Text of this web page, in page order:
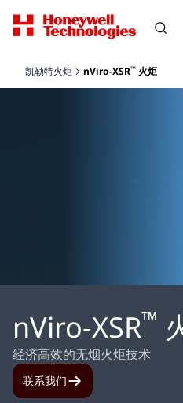
凯勒特火炬 nViro-XSR™ 火炬
nViro-XSR™
经济高效的无烟火炬技术
联系我们